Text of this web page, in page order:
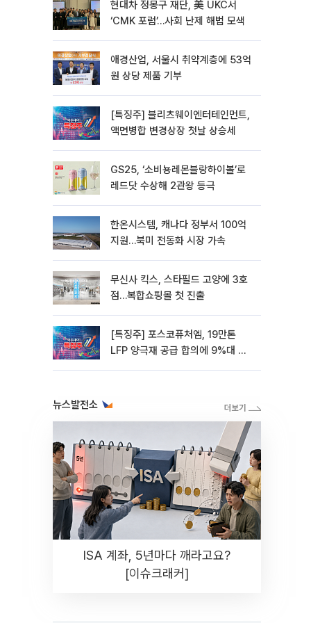
현대차 정몽구 재단, 美 UKC서
‘CMK 포럼’…사회 난제 해법 모색
애경산업, 서울시 취약계층에 53억
원 상당 제품 기부
[특징주] 블리츠웨이엔터테인먼트,
액면병합 변경상장 첫날 상승세
GS25, ‘소비뇽레몬블랑하이볼’로
레드닷 수상해 2관왕 등극
한온시스템, 캐나다 정부서 100억
지원…북미 전동화 시장 가속
무신사 킥스, 스타필드 고양에 3호
점…복합쇼핑몰 첫 진출
[특징주] 포스코퓨처엠, 19만톤
LFP 양극재 공급 합의에 9%대 강
뉴스발전소
ISA 계좌, 5년마다 깨라고요?
[이슈크래커]